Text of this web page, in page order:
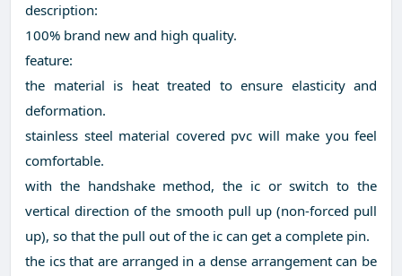
description:
100% brand new and high quality.
feature:
the material is heat treated to ensure elasticity and
deformation.
stainless steel material covered pvc will make you feel
comfortable.
with the handshake method, the ic or switch to the
vertical direction of the smooth pull up (non-forced pull
up), so that the pull out of the ic can get a complete pin.
the ics that are arranged in a dense arrangement can be